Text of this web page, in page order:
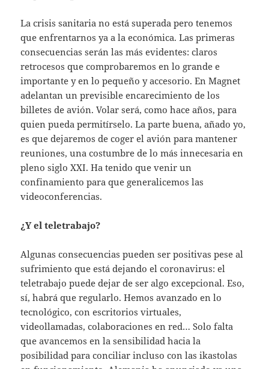
La crisis sanitaria no está superada pero tenemos
que enfrentarnos ya a la económica. Las primeras
consecuencias serán las más evidentes: claros
retrocesos que comprobaremos en lo grande e
importante y en lo pequeño y accesorio. En Magnet
adelantan un previsible encarecimiento de los
billetes de avión. Volar será, como hace años, para
quien pueda permitírselo. La parte buena, añado yo,
es que dejaremos de coger el avión para mantener
reuniones, una costumbre de lo más innecesaria en
pleno siglo XXI. Ha tenido que venir un
confinamiento para que generalicemos las
videoconferencias.
¿Y el teletrabajo?
Algunas consecuencias pueden ser positivas pese al
sufrimiento que está dejando el coronavirus: el
teletrabajo puede dejar de ser algo excepcional. Eso,
sí, habrá que regularlo. Hemos avanzado en lo
tecnológico, con escritorios virtuales,
videollamadas, colaboraciones en red… Solo falta
que avancemos en la sensibilidad hacia la
posibilidad para conciliar incluso con las ikastolas